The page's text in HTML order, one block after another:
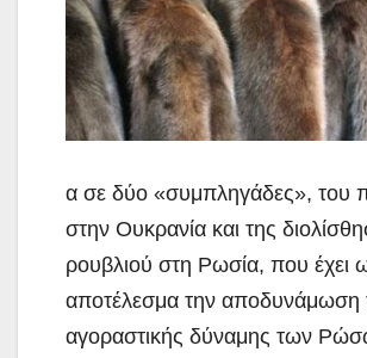
α σε δύο «συμπληγάδες», του
στην Ουκρανία και της
ρουβλιού στη Ρωσία, που έχει
αποτέλεσμα την αποδυνάμωση
αγοραστικής δύναμης των